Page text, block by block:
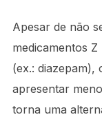
Apesar de não
medicamentos
(ex.: diazepam),
apresentar
torna uma